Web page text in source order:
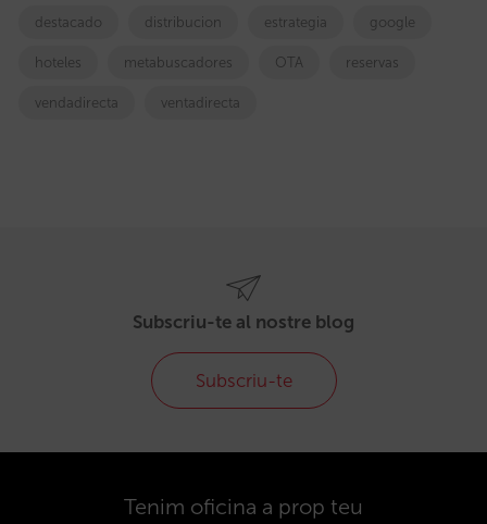
destacado distribucion estrategia google
hoteles metabuscadores OTA reservas
vendadirecta ventadirecta
Subscriu-te al nostre blog
Subscriu-te
Tenim oficina a prop teu